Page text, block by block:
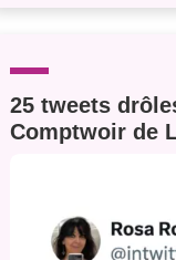
25 tweets
Comptwoir de